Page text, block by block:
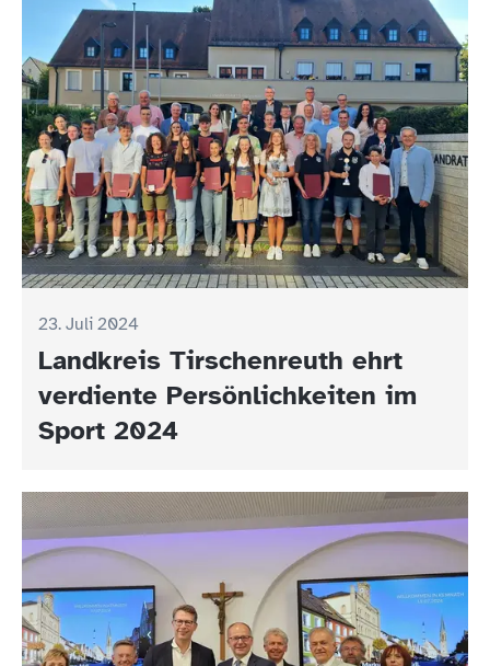
23. Juli 2024
Landkreis Tirschenreuth ehrt
verdiente Persönlichkeiten im
Sport 2024